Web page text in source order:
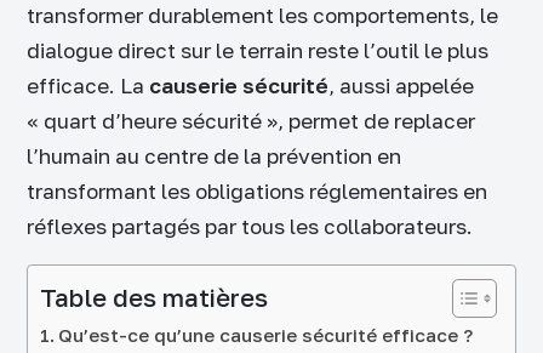
transformer durablement les comportements, le
dialogue direct sur le terrain reste l’outil le plus
efficace. La causerie sécurité, aussi appelée
« quart d’heure sécurité », permet de replacer
l’humain au centre de la prévention en
transformant les obligations réglementaires en
réflexes partagés par tous les collaborateurs.
Table des matières
Qu’est-ce qu’une causerie sécurité efficace ?